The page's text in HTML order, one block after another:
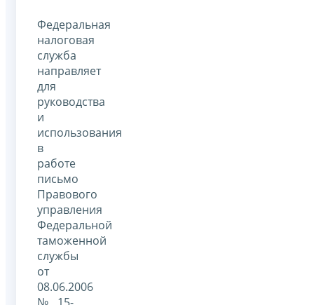
Федеральная
налоговая
служба
направляет
для
руководства
и
использования
в
работе
письмо
Правового
управления
Федеральной
таможенной
службы
от
08.06.2006
№ 15-